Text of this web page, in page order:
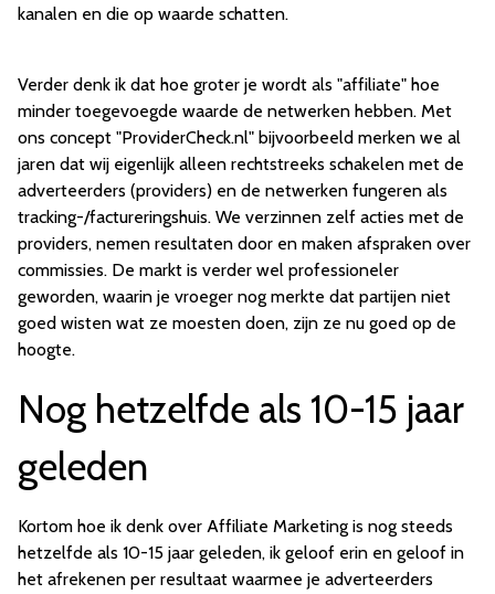
kanalen en die op waarde schatten.
Verder denk ik dat hoe groter je wordt als "affiliate" hoe
minder toegevoegde waarde de netwerken hebben. Met
ons concept "ProviderCheck.nl" bijvoorbeeld merken we al
jaren dat wij eigenlijk alleen rechtstreeks schakelen met de
adverteerders (providers) en de netwerken fungeren als
tracking-/factureringshuis. We verzinnen zelf acties met de
providers, nemen resultaten door en maken afspraken over
commissies. De markt is verder wel professioneler
geworden, waarin je vroeger nog merkte dat partijen niet
goed wisten wat ze moesten doen, zijn ze nu goed op de
hoogte.
Nog hetzelfde als 10-15 jaar
geleden
Kortom hoe ik denk over Affiliate Marketing is nog steeds
hetzelfde als 10-15 jaar geleden, ik geloof erin en geloof in
het afrekenen per resultaat waarmee je adverteerders